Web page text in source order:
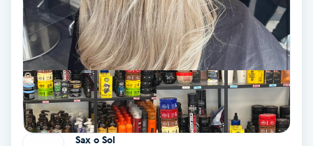
Hårborttagning
Hårbottenbehandling
Hårförlängning
Hårvård
Sax o Sol